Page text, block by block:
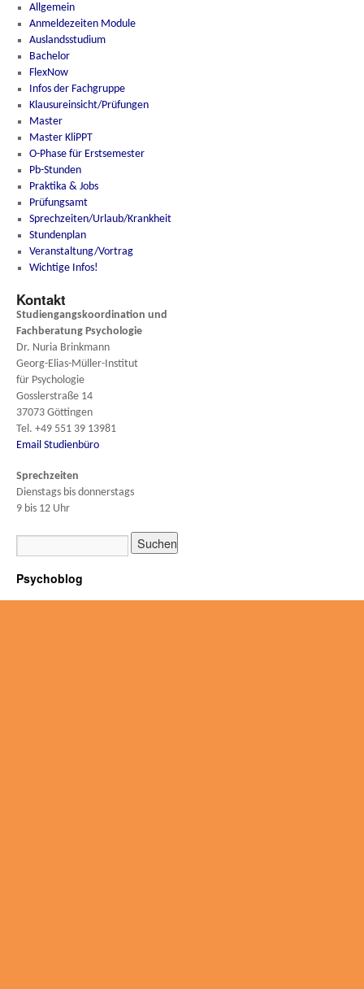
Allgemein
Anmeldezeiten Module
Auslandsstudium
Bachelor
FlexNow
Infos der Fachgruppe
Klausureinsicht/Prüfungen
Master
Master KliPPT
O-Phase für Erstsemester
Pb-Stunden
Praktika & Jobs
Prüfungsamt
Sprechzeiten/Urlaub/Krankheit
Stundenplan
Veranstaltung/Vortrag
Wichtige Infos!
Kontakt
Studiengangskoordination und
Fachberatung Psychologie
Dr. Nuria Brinkmann
Georg-Elias-Müller-Institut
für Psychologie
Gosslerstraße 14
37073 Göttingen
Tel. +49 551 39 13981
Email Studienbüro
Sprechzeiten
Dienstags bis donnerstags
9 bis 12 Uhr
Psychoblog